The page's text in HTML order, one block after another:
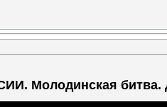
Молодинская битва.